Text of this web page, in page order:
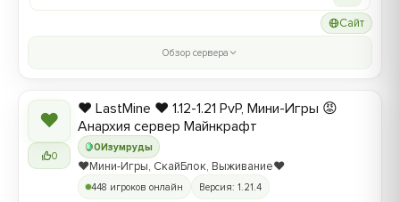
Сайт
Обзор сервера
❤
0
0Изумруды
❤️ LastMine ❤️ 1.12-1.21 PvP, Мини-Игры 😡
Анархия сервер Майнкрафт
❤️Мини-Игры, СкайБлок, Выживание❤️
448 игроков онлайн Версия: 1.21.4